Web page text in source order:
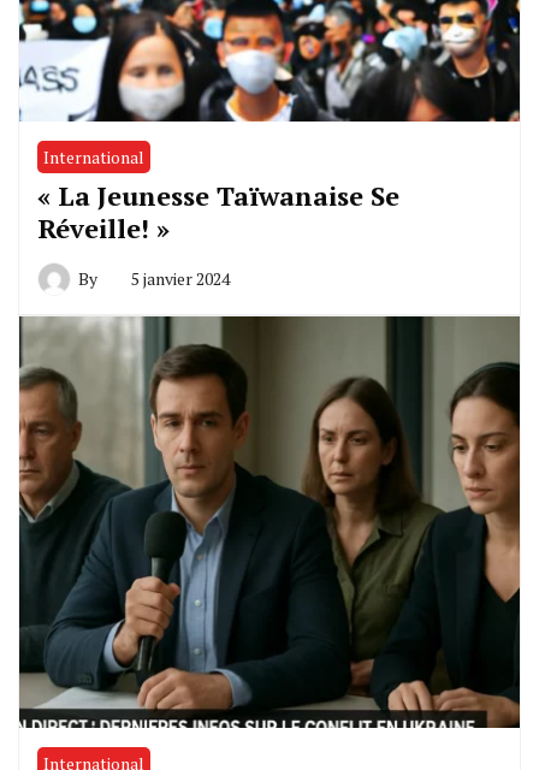
International
« La Jeunesse Taïwanaise Se
Réveille! »
By 5 janvier 2024
International